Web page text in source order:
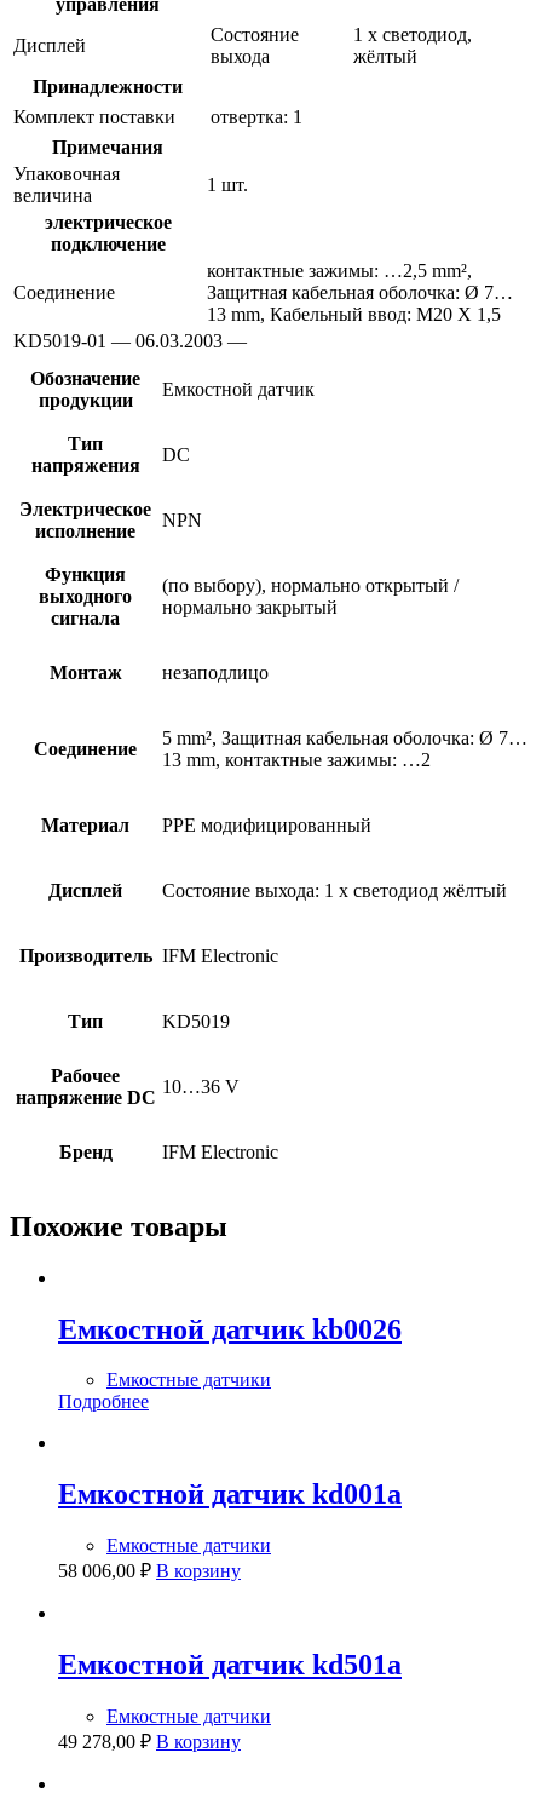
Дисплей
Состояние
выхода
1 x светодиод,
жёлтый
Принадлежности
Комплект поставки
отвертка: 1
Примечания
Упаковочная
величина
1 шт.
электрическое
подключение
Соединение
контактные зажимы: …2,5 mm²,
Защитная кабельная оболочка: Ø 7…
13 mm, Кабельный ввод: M20 X 1,5
KD5019-01 — 06.03.2003 —
Обозначение
продукции
Емкостной датчик
Тип
напряжения
DC
Электрическое
исполнение
NPN
Функция
выходного
сигнала
(по выбору), нормально открытый /
нормально закрытый
Монтаж незаподлицо
Соединение
5 mm², Защитная кабельная оболочка: Ø 7…
13 mm, контактные зажимы: …2
Материал PPE модифицированный
Дисплей Состояние выхода: 1 x светодиод жёлтый
Производитель IFM Electronic
Тип KD5019
Рабочее
напряжение DC
10…36 V
Бренд IFM Electronic
Похожие товары
Емкостной датчик kb0026
Емкостные датчики
Подробнее
Емкостной датчик kd001a
Емкостные датчики
58 006,00 ₽ В корзину
Емкостной датчик kd501a
Емкостные датчики
49 278,00 ₽ В корзину